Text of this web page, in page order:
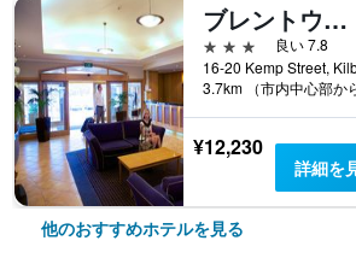
ブレントウッド ホテル
3つ星
良い 7.8
3.7km （市内中心部か
¥12,230
詳細を
他のおすすめホテルを見る